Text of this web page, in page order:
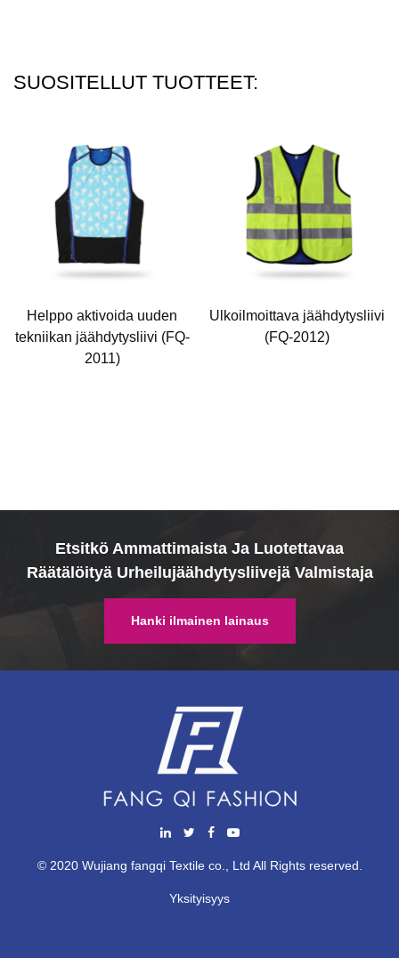
SUOSITELLUT TUOTTEET:
Helppo aktivoida uuden
tekniikan jäähdytysliivi (FQ-
2011)
Ulkoilmoittava jäähdytysliivi
(FQ-2012)
Etsitkö Ammattimaista Ja Luotettavaa
Räätälöityä Urheilujäähdytysliivejä Valmistaja
Hanki ilmainen lainaus
© 2020 Wujiang fangqi Textile co., Ltd All Rights reserved.
Yksityisyys